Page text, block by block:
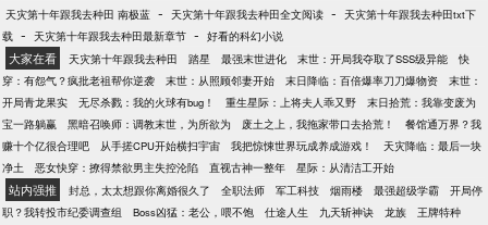
天灾第十年跟我去种田 南极蓝 - 天灾第十年跟我去种田全文阅读 - 天灾第十年跟我去种田txt下
载 - 天灾第十年跟我去种田最新章节 - 好看的科幻小说
大家在看 天灾第十年跟我去种田 踏星 最强末世进化 末世：开局我夺取了SSS级异能
快
穿：有怨气？疯批老祖帮你逆袭
末世：从照顾邻妻开始 末日降临：百倍爆率刀刀爆物资
末世：
开局青龙果实
无尽杀戮：我的火球有bug！ 重生星际：上将夫人乖又野
末日拾荒：我靠变废为
宝一路躺赢
黑暗召唤师：调教末世，为所欲为 废土之上，我拖家带口去拾荒！
餐馆通万界？我
赚十个亿很合理吧
从手搓CPU开始横扫宇宙 我把惊悚世界玩成养成游戏！
天灾降临：最后一块
净土
恶女快穿：撩得禁欲男主失控沦陷 直视古神一整年 星际：从清洁工开始
站内强推 封总，太太想跟你离婚很久了 全职法师 军工科技 烟雨楼 最强超级学霸
开局停
职？我转投市纪委调查组
Boss凶猛：老公，喂不饱 仕途人生 九天斩神诀 龙族
王牌特种